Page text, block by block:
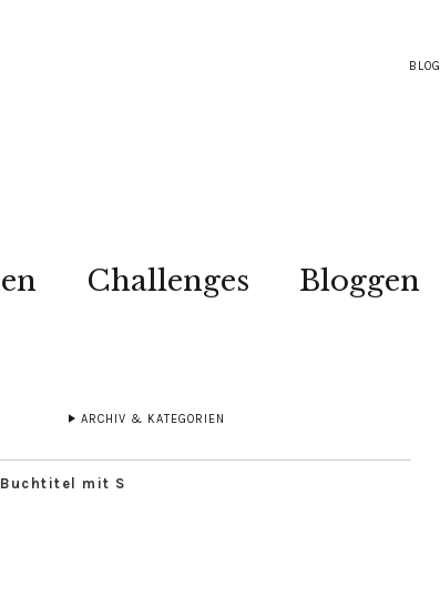
BLOG
Challenges Bloggen
ARCHIV & KATEGORIEN
Buchtitel mit S